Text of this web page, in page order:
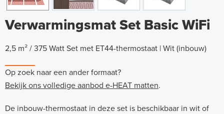
Verwarmingsmat Set Basic WiFi
2,5 m² / 375 Watt Set met ET44-thermostaat | Wit (inbouw)
Op zoek naar een ander formaat?
Bekijk ons volledige aanbod e-HEAT matten.
De inbouw-thermostaat in deze set is beschikbaar in wit of